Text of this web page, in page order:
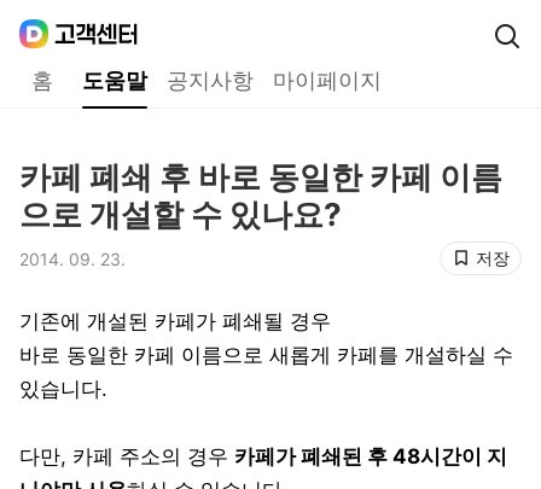
홈 도움말 공지사항 마이페이지
카페 폐쇄 후 바로 동일한 카페 이름
으로 개설할 수 있나요?
저장
2014. 09. 23.
기존에 개설된 카페가 폐쇄될 경우
바로 동일한 카페 이름으로 새롭게 카페를 개설하실 수
있습니다.
다만, 카페 주소의 경우 카페가 폐쇄된 후 48시간이 지